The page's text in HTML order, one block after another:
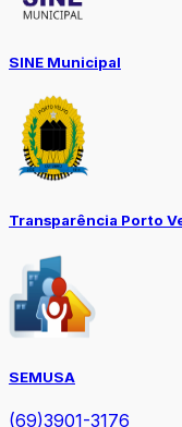
SINE Municipal
Transparência Porto
SEMUSA
(69)3901-3176